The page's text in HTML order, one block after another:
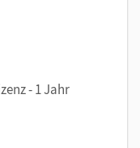
- 1 Jahr